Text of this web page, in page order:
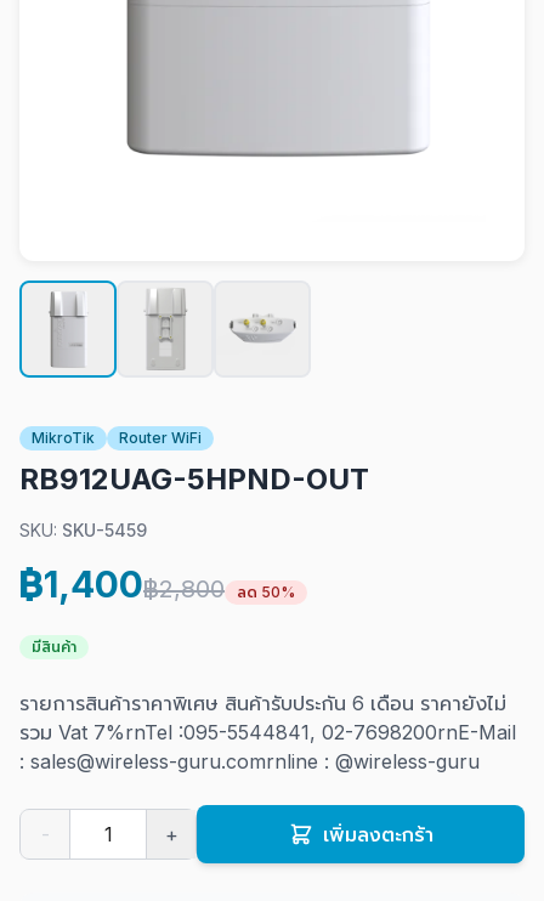
MikroTik Router WiFi
RB912UAG-5HPND-OUT
SKU: SKU-5459
฿1,400฿2,800 ลด 50%
มีสินค้า
รายการสินค้าราคาพิเศษ สินค้ารับประกัน 6 เดือน ราคายังไม่
รวม Vat 7%rnTel :095-5544841, 02-7698200rnE-Mail
: sales@wireless-guru.comrnline : @wireless-guru
- + เพิ่มลงตะกร้า